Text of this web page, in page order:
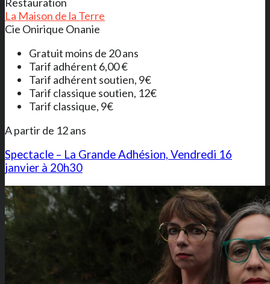
La Maison de la Terre
Cie Onirique Onanie
Gratuit moins de 20 ans
Tarif adhérent 6,00 €
Tarif adhérent soutien, 9€
Tarif classique soutien, 12€
Tarif classique, 9€
A partir de 12 ans
Spectacle – La Grande Adhésion, Vendredi 16
janvier à 20h30